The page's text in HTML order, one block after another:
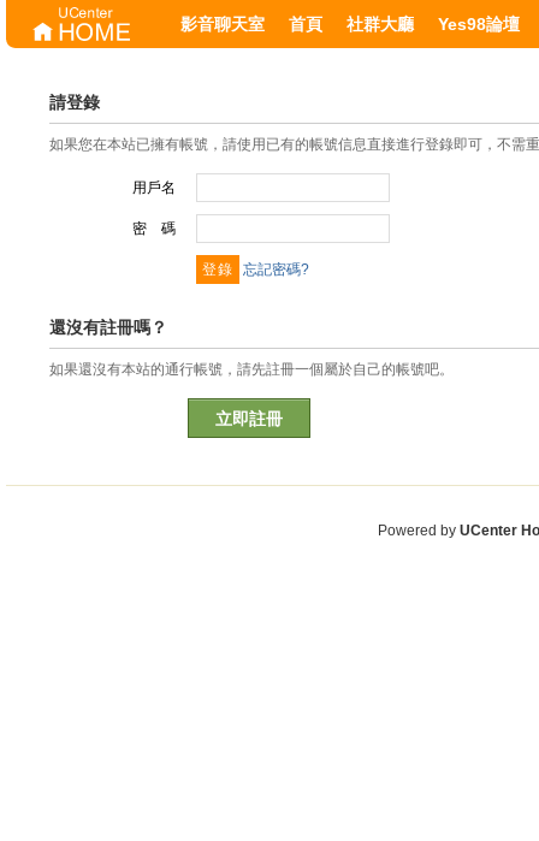
影音聊天室 首頁 社群大廳 Yes98論壇
請登錄
如果您在本站已擁有帳號，請使用已有的帳號信息直接進行登錄即可，不需
用戶名
密 碼
忘記密碼?
還沒有註冊嗎？
如果還沒有本站的通行帳號，請先註冊一個屬於自己的帳號吧。
立即註冊
Powered by UCenter